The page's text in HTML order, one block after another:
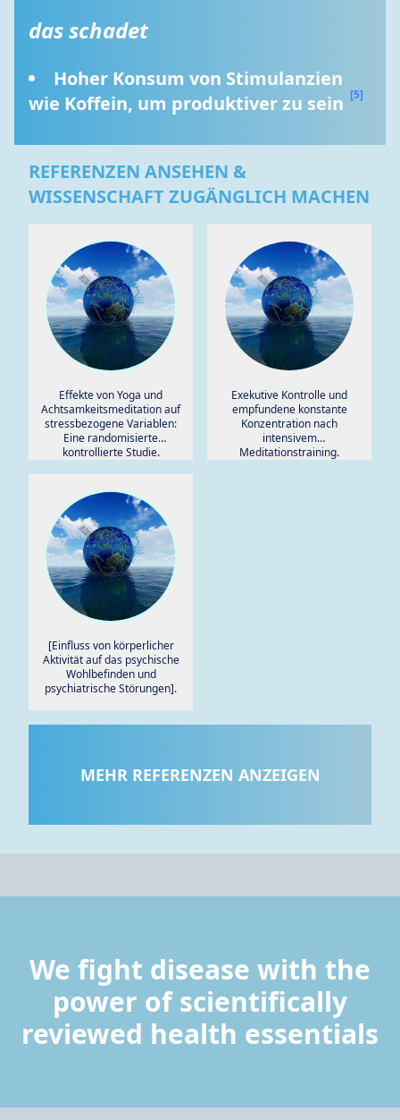
das schadet
Hoher Konsum von Stimulanzien
wie Koffein, um produktiver zu sein [5]
REFERENZEN ANSEHEN &
WISSENSCHAFT ZUGÄNGLICH MACHEN
Effekte von Yoga und
Achtsamkeitsmeditation auf
stressbezogene Variablen:
Eine randomisierte
kontrollierte Studie.
Exekutive Kontrolle und
empfundene konstante
Konzentration nach
intensivem
Meditationstraining.
[Einfluss von körperlicher
Aktivität auf das psychische
Wohlbefinden und
psychiatrische Störungen].
MEHR REFERENZEN ANZEIGEN
We fight disease with the
power of scientifically
reviewed health essentials